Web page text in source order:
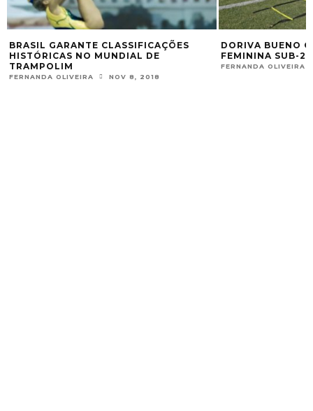
BRASIL GARANTE CLASSIFICAÇÕES
HISTÓRICAS NO MUNDIAL DE
TRAMPOLIM
FERNANDA OLIVEIRA NOV 8, 2018
DORIVA BUENO
FEMININA SUB-
FERNANDA OLIVEIRA